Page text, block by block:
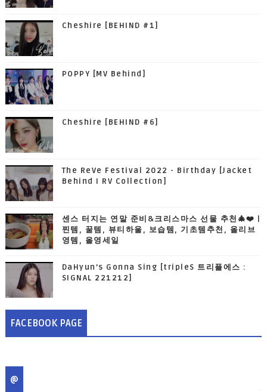
Cheshire [BEHIND #1]
POPPY [MV Behind]
Cheshire [BEHIND #6]
The ReVe Festival 2022 - Birthday [Jacket
Behind I RV Collection]
센스 터지는 연말 준비&크리스마스 선물 추천🎄❤️ |
찐템, 꿀템, 뷰티하울, 보습템, 기초템추천, 올리브
영템, 올영세일
DaHyun’s Gonna Sing [tripleS 트리플에스 :
SIGNAL 221212]
FACEBOOK PAGE
@